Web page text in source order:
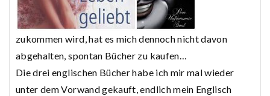
zukommen wird, hat es mich dennoch nicht davon
abgehalten, spontan Bücher zu kaufen…
Die drei englischen Bücher habe ich mir mal wieder
unter dem Vorwand gekauft, endlich mein Englisch